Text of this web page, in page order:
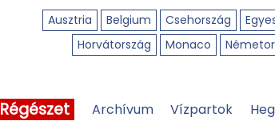
Ausztria Belgium Csehország
Horvátország
Monaco
Régészet Archívum Vízpartok